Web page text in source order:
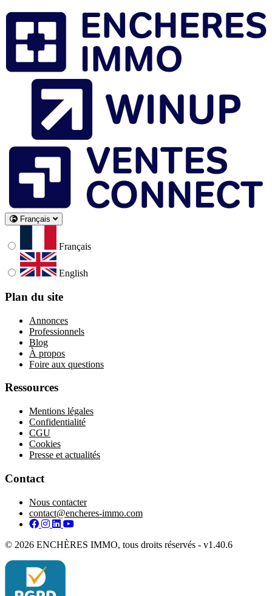
Français
Français
English
Plan du site
Annonces
Professionnels
Blog
À propos
Foire aux questions
Ressources
Mentions légales
Confidentialité
CGU
Cookies
Presse et actualités
Contact
Nous contacter
contact@encheres-immo.com
Facebook
Instagram
LinkedIn
YouTube
© 2026 ENCHÈRES IMMO, tous droits réservés - v1.40.6